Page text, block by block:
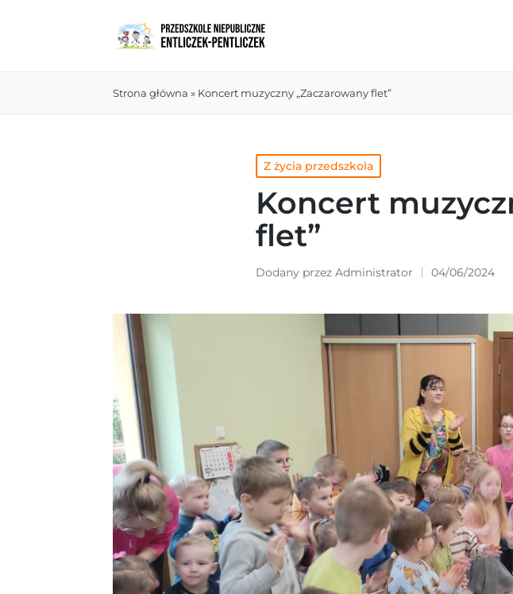
Strona główna » Koncert muzyczny „Zaczarowany flet”
Z życia przedszkola
Koncert
flet”
Dodany przez Administrator 04/06/2024